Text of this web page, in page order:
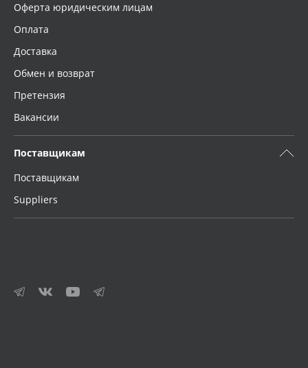
Оферта юридическим лицам
Оплата
Доставка
Обмен и возврат
Претензия
Вакансии
Поставщикам
Поставщикам
Suppliers